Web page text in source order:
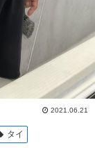
2021.06.21
タイ